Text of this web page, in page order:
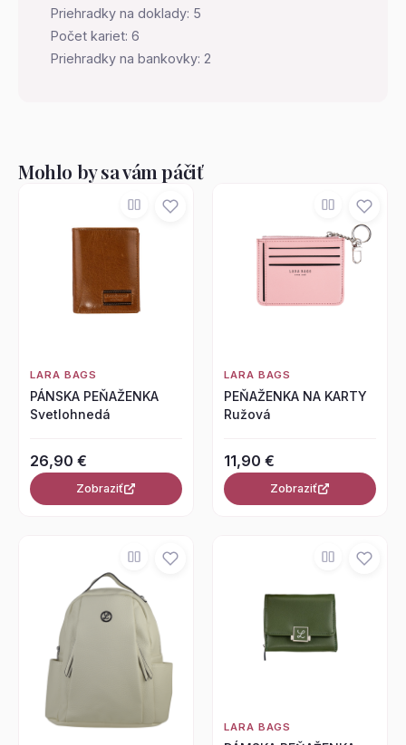
Priehradky na doklady: 5
Počet kariet: 6
Priehradky na bankovky: 2
Mohlo by sa vám páčiť
LARA BAGS
PÁNSKA PEŇAŽENKA
Svetlohnedá
26,90 €
Zobraziť
LARA BAGS
PEŇAŽENKA NA KARTY
Ružová
11,90 €
Zobraziť
LARA BAGS